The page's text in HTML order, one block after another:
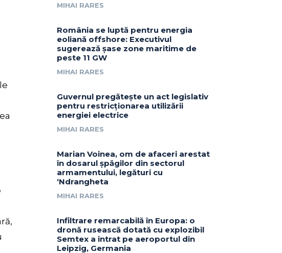
MIHAI RARES
România se luptă pentru energia
eoliană offshore: Executivul
sugerează șase zone maritime de
peste 11 GW
MIHAI RARES
Guvernul pregătește un act legislativ
pentru restricționarea utilizării
energiei electrice
MIHAI RARES
Marian Voinea, om de afaceri arestat
în dosarul șpăgilor din sectorul
armamentului, legături cu
‘Ndrangheta
MIHAI RARES
Infiltrare remarcabilă în Europa: o
dronă rusească dotată cu explozibil
Semtex a intrat pe aeroportul din
Leipzig, Germania